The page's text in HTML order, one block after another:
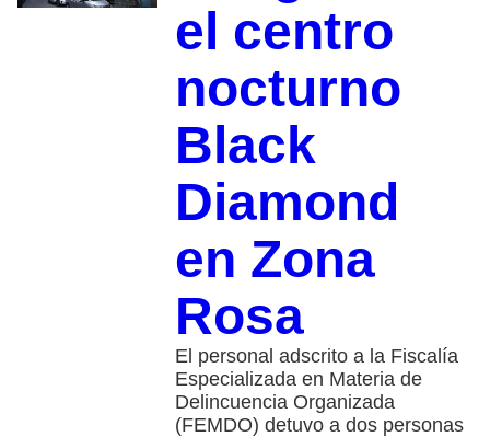
el centro
nocturno
Black
Diamond
en Zona
Rosa
El personal adscrito a la Fiscalía
Especializada en Materia de
Delincuencia Organizada
(FEMDO) detuvo a dos personas